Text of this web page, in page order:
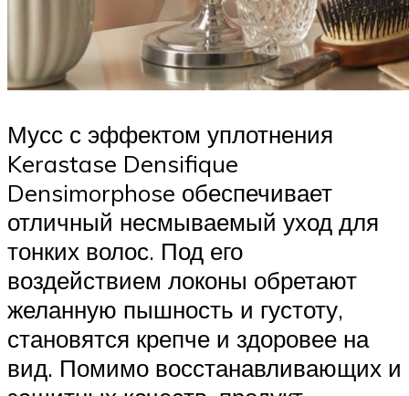
Мусс с эффектом уплотнения
Kerastase Densifique
Densimorphose обеспечивает
отличный несмываемый уход для
тонких волос. Под его
воздействием локоны обретают
желанную пышность и густоту,
становятся крепче и здоровее на
вид. Помимо восстанавливающих и